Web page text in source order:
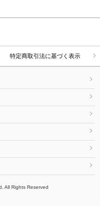
特定商取引法に基づく表示
All Rights Reserved